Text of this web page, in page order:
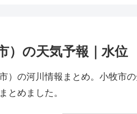
）の天気予報｜水位
）の河川情報まとめ。小牧市
とめました。